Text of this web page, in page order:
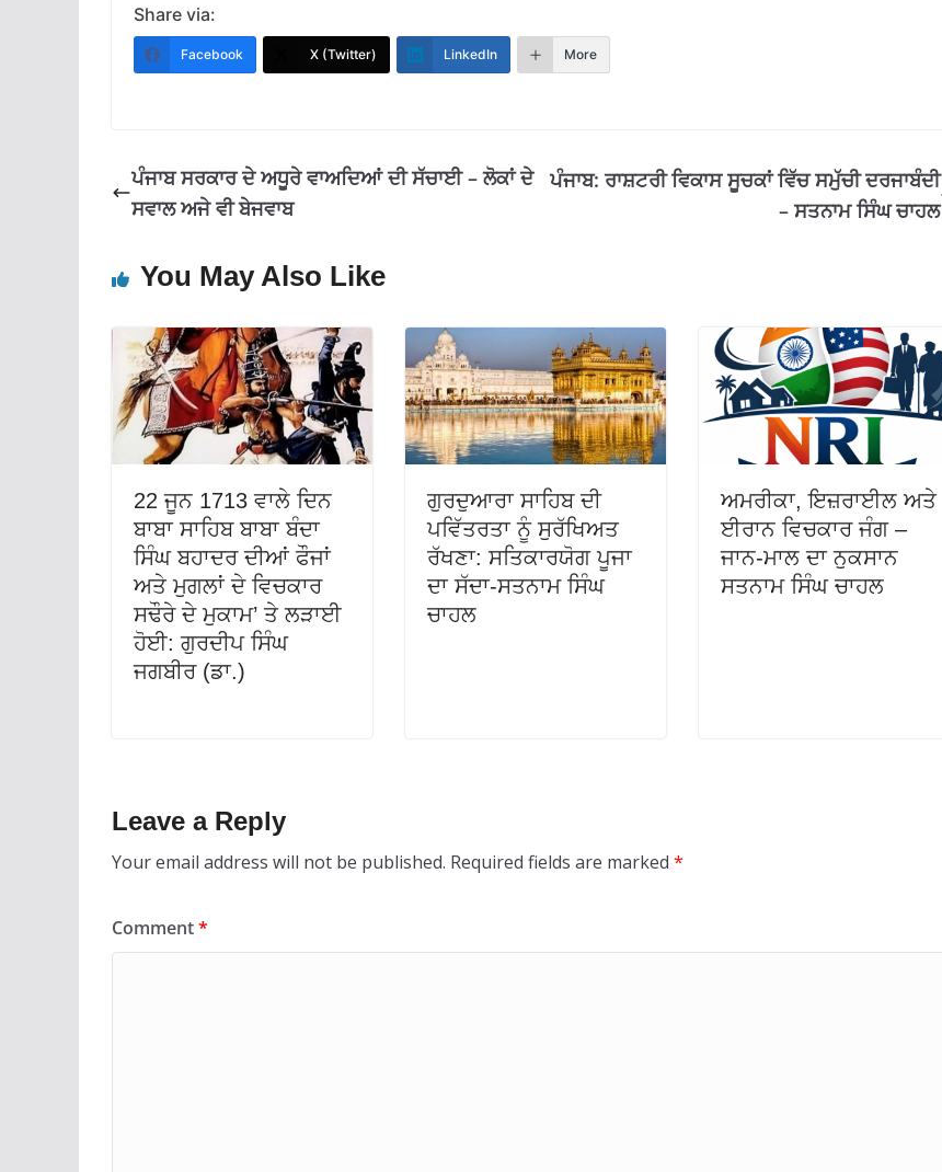
e
b
k
at
s
p
e
gr
ai
l
ar
e
Share via:
Facebook X (Twitter) LinkedIn More
ਪੰਜਾਬ ਸਰਕਾਰ ਦੇ ਅਧੂਰੇ ਵਾਅਦਿਆਂ ਦੀ ਸੱਚਾਈ – ਲੋਕਾਂ ਦੇ
ਸਵਾਲ ਅਜੇ ਵੀ ਬੇਜਵਾਬ
ਪੰਜਾਬ: ਰਾਸ਼ਟਰੀ ਵਿਕਾਸ ਸੂਚਕਾਂ ਵਿੱਚ ਸਮੁੱਚੀ ਦਰਜਾਬੰਦੀ
– ਸਤਨਾਮ ਸਿੰਘ ਚਾਹਲ
You May Also Like
22 ਜੂਨ 1713 ਵਾਲੇ ਦਿਨ
ਬਾਬਾ ਸਾਹਿਬ ਬਾਬਾ ਬੰਦਾ
ਸਿੰਘ ਬਹਾਦਰ ਦੀਆਂ ਫੌਜਾਂ
ਅਤੇ ਮੁਗਲਾਂ ਦੇ ਵਿਚਕਾਰ
ਸਢੌਰੇ ਦੇ ਮੁਕਾਮ’ ਤੇ ਲੜਾਈ
ਹੋਈ: ਗੁਰਦੀਪ ਸਿੰਘ
ਜਗਬੀਰ (ਡਾ.)
ਗੁਰਦੁਆਰਾ ਸਾਹਿਬ ਦੀ
ਪਵਿੱਤਰਤਾ ਨੂੰ ਸੁਰੱਖਿਅਤ
ਰੱਖਣਾ: ਸਤਿਕਾਰਯੋਗ ਪੂਜਾ
ਦਾ ਸੱਦਾ-ਸਤਨਾਮ ਸਿੰਘ
ਚਾਹਲ
ਅਮਰੀਕਾ, ਇਜ਼ਰਾਈਲ ਅਤੇ
ਈਰਾਨ ਵਿਚਕਾਰ ਜੰਗ –
ਜਾਨ-ਮਾਲ ਦਾ ਨੁਕਸਾਨ
ਸਤਨਾਮ ਸਿੰਘ ਚਾਹਲ
Leave a Reply
Your email address will not be published. Required fields are marked *
Comment*